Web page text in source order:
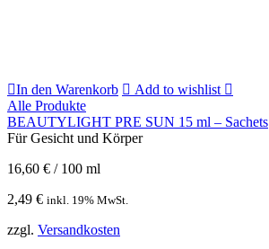
In den Warenkorb
Add to wishlist
Alle Produkte
BEAUTYLIGHT PRE SUN 15 ml – Sachets
Für Gesicht und Körper
16,60 € / 100 ml
2,49 € inkl. 19% MwSt.
zzgl. Versandkosten